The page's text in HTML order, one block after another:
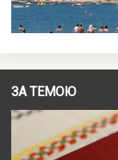
ЗА ТЕМОЮ